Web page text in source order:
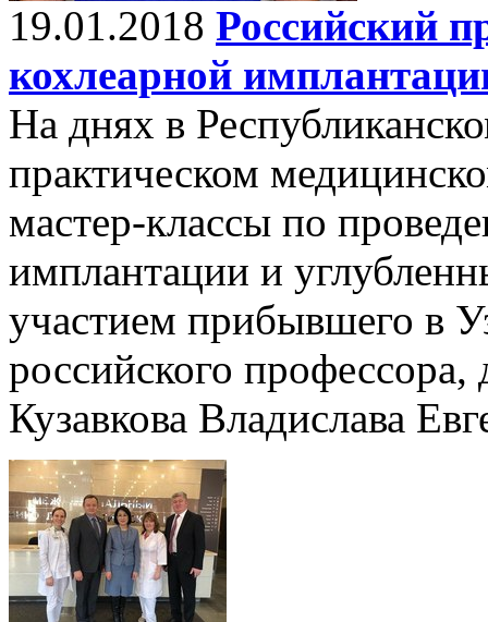
19.01.2018 Российский
кохлеарной
На днях в
практическом
мастер-классы по
имплантации и
участием прибывшего в
российского
Кузавкова Владислава